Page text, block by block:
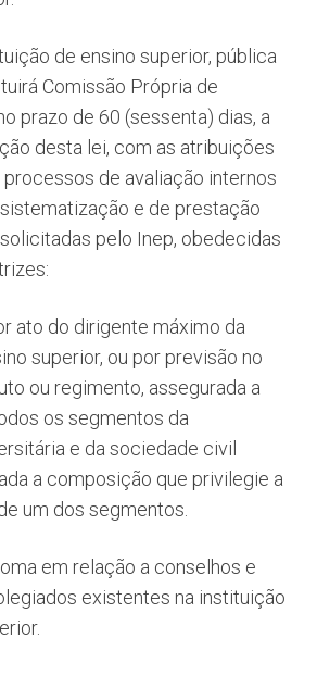
de ensino superior, pública
Comissão Própria de
prazo de 60 (sessenta) dias, a
desta lei, com as atribuições
de avaliação internos
e de prestação
pelo Inep, obedecidas
ato do dirigente máximo da
superior, ou por previsão no
ou regimento, assegurada a
os segmentos da
e da sociedade civil
a composição que privilegie a
um dos segmentos.
em relação a conselhos e
existentes na instituição